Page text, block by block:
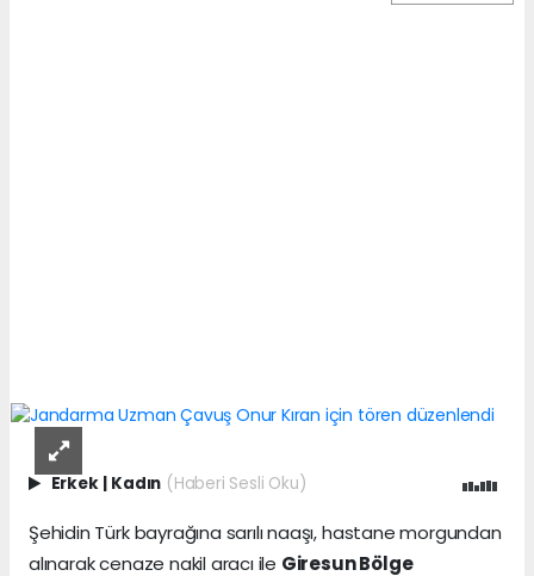
Erkek Kadın (Haberi Sesli Oku)
Şehidin Türk bayrağına sarılı naaşı, hastane morgundan
alınarak cenaze nakil aracı ile Giresun Bölge